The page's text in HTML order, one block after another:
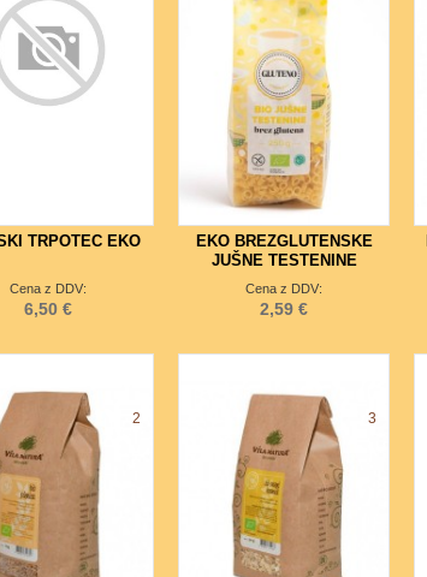
TRPOTEC EKO
Cena z DDV:
6,50 €
EKO BREZGLUTENSKE
JUŠNE TESTENINE
Cena z DDV:
2,59 €
2 3